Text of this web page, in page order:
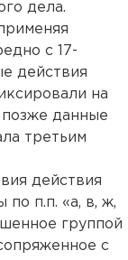
дела.
с 17-
действия
на
данные
третьим
действия
п.п. «а, в, ж,
группой
с